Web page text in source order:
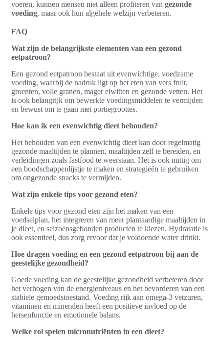
voeren, kunnen mensen niet alleen profiteren van gezonde
voeding, maar ook hun algehele welzijn verbeteren.
FAQ
Wat zijn de belangrijkste elementen van een gezond
eetpatroon?
Een gezond eetpatroon bestaat uit evenwichtige, voedzame
voeding, waarbij de nadruk ligt op het eten van vers fruit,
groenten, volle granen, mager eiwitten en gezonde vetten. Het
is ook belangrijk om bewerkte voedingsmiddelen te vermijden
en bewust om te gaan met portiegroottes.
Hoe kan ik een evenwichtig dieet behouden?
Het behouden van een evenwichtig dieet kan door regelmatig
gezonde maaltijden te plannen, maaltijden zelf te bereiden, en
verleidingen zoals fastfood te weerstaan. Het is ook nuttig om
een boodschappenlijstje te maken en strategieën te gebruiken
om ongezonde snacks te vermijden.
Wat zijn enkele tips voor gezond eten?
Enkele tips voor gezond eten zijn het maken van een
voedselplan, het integreren van meer plantaardige maaltijden in
je dieet, en seizoensgebonden producten te kiezen. Hydratatie is
ook essentieel, dus zorg ervoor dat je voldoende water drinkt.
Hoe dragen voeding en een gezond eetpatroon bij aan de
geestelijke gezondheid?
Goede voeding kan de geestelijke gezondheid verbeteren door
het verhogen van de energieniveaus en het bevorderen van een
stabiele gemoedstoestand. Voeding rijk aan omega-3 vetzuren,
vitaminen en mineralen heeft een positieve invloed op de
hersenfunctie en emotionele balans.
Welke rol spelen micronutriënten in een dieet?